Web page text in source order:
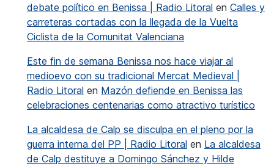
debate político en Benissa | Radio Litoral en Calles y
carreteras cortadas con la llegada de la Vuelta
Ciclista de la Comunitat Valenciana
Este fin de semana Benissa nos hace viajar al
medioevo con su tradicional Mercat Medieval |
Radio Litoral en Mazón defiende en Benissa las
celebraciones centenarias como atractivo turístico
La alcaldesa de Calp se disculpa en el pleno por la
guerra interna del PP | Radio Litoral en La alcaldesa
de Calp destituye a Domingo Sánchez y Hilde